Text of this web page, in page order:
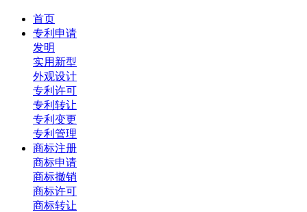
首页
专利申请
发明
实用新型
外观设计
专利许可
专利转让
专利变更
专利管理
商标注册
商标申请
商标撤销
商标许可
商标转让